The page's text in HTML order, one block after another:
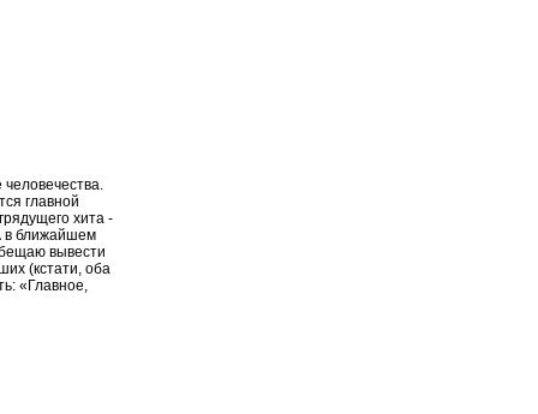
главной
хита -
в ближайшем
вывести
(кстати, оба
«Главное,